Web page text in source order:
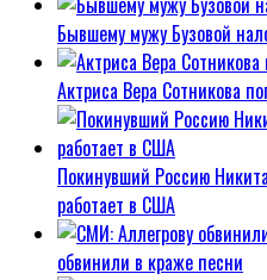
Бывшему мужу Бузовой
Актриса Вера Сотникова
Покинувший Россию
работает в США
обвинили в краже песни